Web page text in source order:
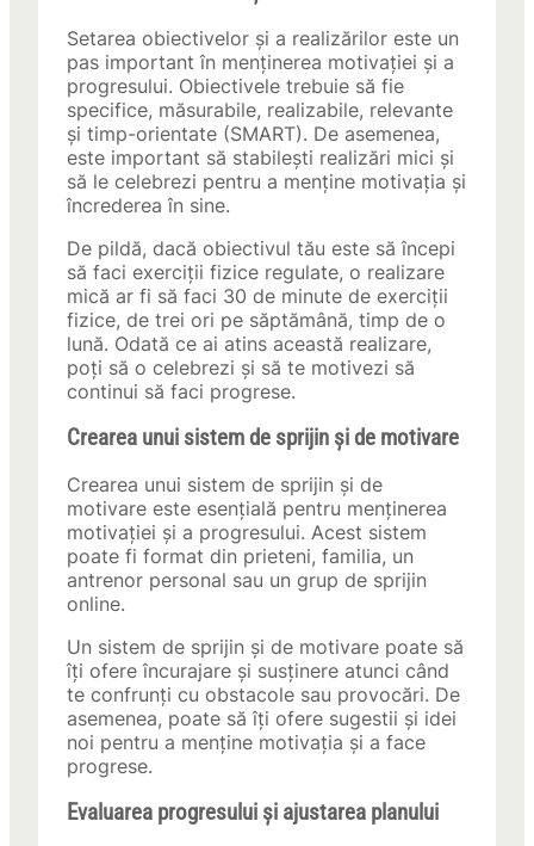
Setarea obiectivelor și a realizărilor este un
pas important în menținerea motivației și a
progresului. Obiectivele trebuie să fie
specifice, măsurabile, realizabile, relevante
și timp-orientate (SMART). De asemenea,
este important să stabilești realizări mici și
să le celebrezi pentru a menține motivația și
încrederea în sine.
De pildă, dacă obiectivul tău este să începi
să faci exerciții fizice regulate, o realizare
mică ar fi să faci 30 de minute de exerciții
fizice, de trei ori pe săptămână, timp de o
lună. Odată ce ai atins această realizare,
poți să o celebrezi și să te motivezi să
continui să faci progrese.
Crearea unui sistem de sprijin și de motivare
Crearea unui sistem de sprijin și de
motivare este esențială pentru menținerea
motivației și a progresului. Acest sistem
poate fi format din prieteni, familia, un
antrenor personal sau un grup de sprijin
online.
Un sistem de sprijin și de motivare poate să
îți ofere încurajare și susținere atunci când
te confrunți cu obstacole sau provocări. De
asemenea, poate să îți ofere sugestii și idei
noi pentru a menține motivația și a face
progrese.
Evaluarea progresului și ajustarea planului